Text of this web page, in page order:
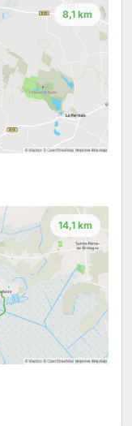
8,1 km
14,1 km